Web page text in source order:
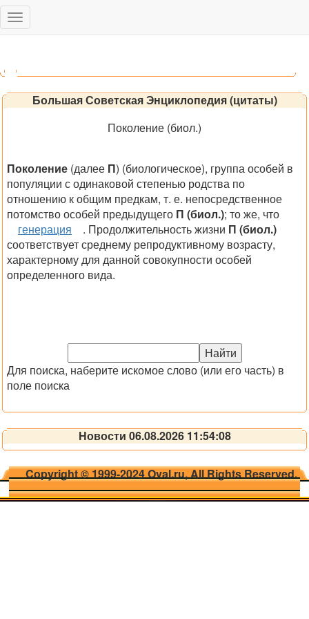
Toggle
navigation
Большая Советская Энциклопедия (цитаты)
Поколение (биол.)
Поколение (далее П) (биологическое), группа особей в
популяции с одинаковой степенью родства по
отношению к общим предкам, т. е. непосредственное
потомство особей предыдущего П (биол.); то же, что
генерация
. Продолжительность жизни П (биол.)
соответствует среднему репродуктивному возрасту,
характерному для данной совокупности особей
определенного вида.
Для поиска, наберите искомое слово (или его часть) в
поле поиска
Новости 06.08.2026 11:54:08
Copyright © 1999-2024 Oval.ru, All Rights Reserved.